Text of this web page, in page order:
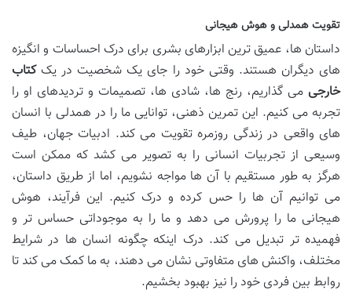
تقویت همدلی و هوش هیجانی
داستان ها، عمیق ترین ابزارهای بشری برای درک احساسات و انگیزه
های دیگران هستند. وقتی خود را جای یک شخصیت در یککتاب
خارجی می گذاریم، رنج ها، شادی ها، تصمیمات و تردیدهای او را
تجربه می کنیم. این تمرین ذهنی، توانایی ما را در همدلی با انسان
های واقعی در زندگی روزمره تقویت می کند. ادبیات جهان، طیف
وسیعی از تجربیات انسانی را به تصویر می کشد که ممکن است
هرگز به طور مستقیم با آن ها مواجه نشویم، اما از طریق داستان،
می توانیم آن ها را حس کرده و درک کنیم. این فرآیند، هوش
هیجانی ما را پرورش می دهد و ما را به موجوداتی حساس تر و
فهمیده تر تبدیل می کند. درک اینکه چگونه انسان ها در شرایط
مختلف، واکنش های متفاوتی نشان می دهند، به ما کمک می کند تا
روابط بین فردی خود را نیز بهبود بخشیم.